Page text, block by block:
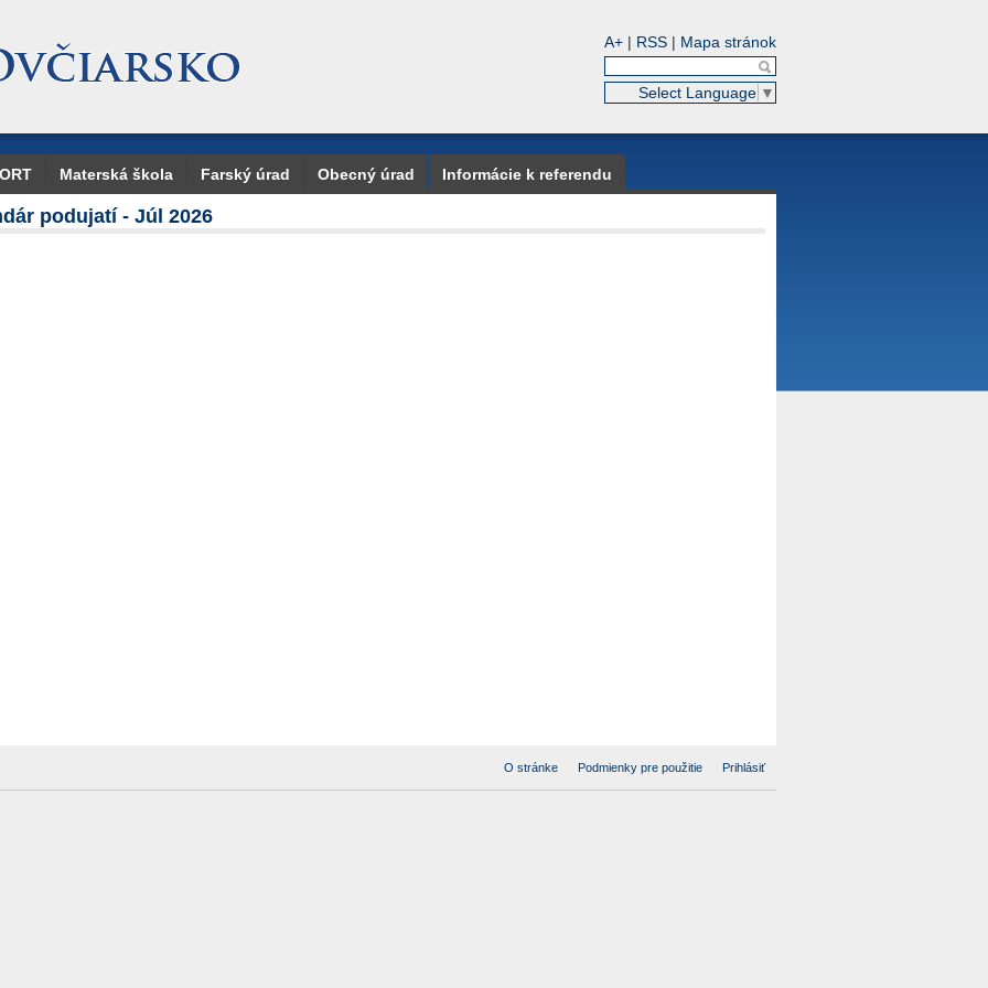
A+ | RSS | Mapa stránok
Select Language ▼
Materská škola Farský úrad Obecný úrad Informácie k referendu
podujatí - Júl 2026
O stránke Podmienky pre použitie Prihlásiť